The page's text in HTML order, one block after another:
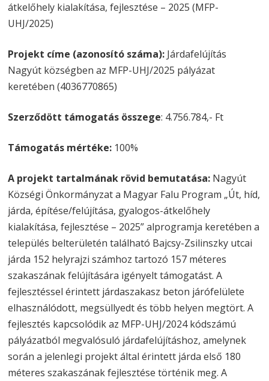
átkelőhely kialakítása, fejlesztése – 2025 (MFP-
UHJ/2025)
Projekt címe (azonosító száma): Járdafelújítás
Nagyút községben az MFP-UHJ/2025 pályázat
keretében (4036770865)
Szerződött támogatás összege: 4.756.784,- Ft
Támogatás mértéke: 100%
A projekt tartalmának rövid bemutatása: Nagyút
Községi Önkormányzat a Magyar Falu Program „Út, híd,
járda, építése/felújítása, gyalogos-átkelőhely
kialakítása, fejlesztése – 2025” alprogramja keretében a
település belterületén található Bajcsy-Zsilinszky utcai
járda 152 helyrajzi számhoz tartozó 157 méteres
szakaszának felújítására igényelt támogatást. A
fejlesztéssel érintett járdaszakasz beton járófelülete
elhasználódott, megsüllyedt és több helyen megtört. A
fejlesztés kapcsolódik az MFP-UHJ/2024 kódszámú
pályázatból megvalósuló járdafelújításhoz, amelynek
során a jelenlegi projekt által érintett járda első 180
méteres szakaszának fejlesztése történik meg. A